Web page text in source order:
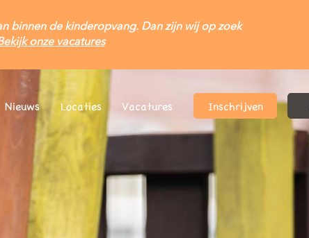
binnen de kinderopvang. Dan zijn wij op zoek
onze vacatures
Nieuws Locaties Vacatures Inschrijven
Kies hieronder het juiste online inschrijfformulier!
aanvragen
Kies hieronder het juiste online offerte formulier!